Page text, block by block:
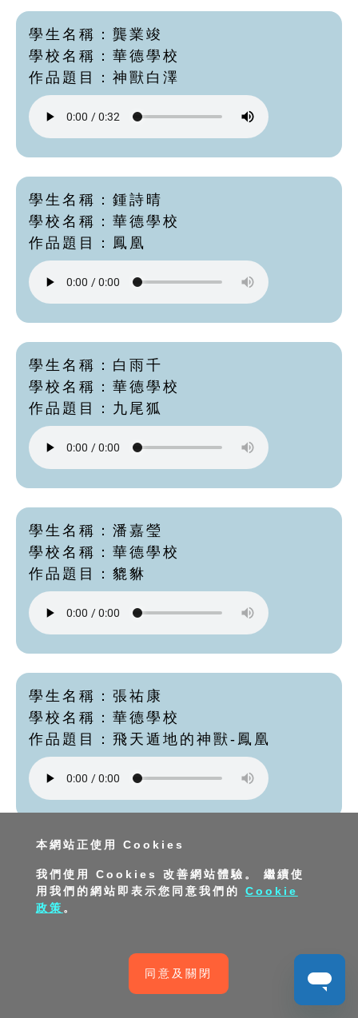
學生名稱：龔業竣
學校名稱：華德學校
作品題目：神獸白澤
學生名稱：鍾詩晴
學校名稱：華德學校
作品題目：鳳凰
學生名稱：白雨千
學校名稱：華德學校
作品題目：九尾狐
學生名稱：潘嘉瑩
學校名稱：華德學校
作品題目：貔貅
學生名稱：張祐康
學校名稱：華德學校
作品題目：飛天遁地的神獸-鳳凰
學校名稱：華德學校
作品題目：神獸的故事 - 龜
本網站正使用 Cookies
我們使用 Cookies 改善網站體驗。 繼續使
用我們的網站即表示您同意我們的 Cookie
政策 。
同意及關閉